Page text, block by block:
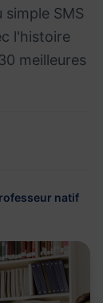
SMS
l'histoire
meilleures
natif